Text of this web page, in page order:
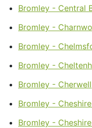
Bromley - Central
Bromley -
Bromley -
Bromley -
Bromley -
Bromley -
Bromley -